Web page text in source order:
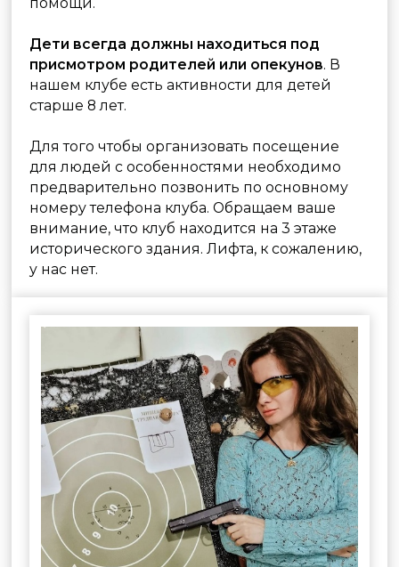
полного часа мы, к сожалению, не сможем.
минут - мы предложим перенести занятие
на следующий час (при наличие мест) либо
на другой день.
Перед началом занятия необходимо
сообщить инструктору обо всех
(переломы, ДЦП, растяжение, беременность
и т.п.).
В начале тренер проводит для всех
инструктаж по соблюдению техники
безопасности.
Каждого стрелка может сопровождать один
человек в качестве наблюдателя. Правила
1. Находится только в зоне безопасности.
2. Не отвлекать занимающихся и тренера от
3. Фотографировать и снимать видео
тренировки молча, не мешая проведению
занятия.
В рамках посещения вы можете делать
фотографии и записывать видео на память.
Если вам требуется записать клип для
видеоблога/организовать
профессиональную видеосъемку, нужно
связаться с нами по email для согласования
времени и условий.